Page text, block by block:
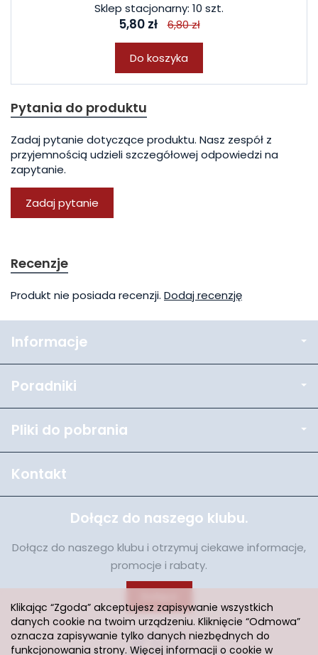
Sklep stacjonarny: 10 szt.
5,80 zł 6,80 zł
Do koszyka
Pytania do produktu
Zadaj pytanie dotyczące produktu. Nasz zespół z
przyjemnością udzieli szczegółowej odpowiedzi na
zapytanie.
Zadaj pytanie
Recenzje
Produkt nie posiada recenzji. Dodaj recenzję
Informacje
Poradniki
Pliki do pobrania
Kontakt
Dołącz do naszego klubu.
Dołącz do naszego klubu i otrzymuj ciekawe informacje,
promocje i rabaty.
Klikając “Zgoda” akceptujesz zapisywanie wszystkich
danych cookie na twoim urządzeniu. Kliknięcie “Odmowa”
oznacza zapisywanie tylko danych niezbędnych do
funkcjonowania strony. Więcej informacji o cookie w